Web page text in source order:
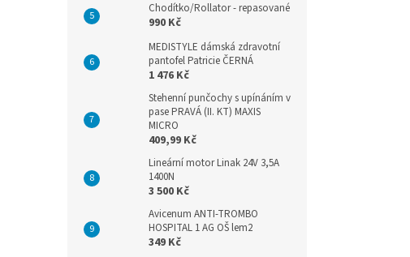
Chodítko/Rollator - repasované
990 Kč
MEDISTYLE dámská zdravotní
pantofel Patricie ČERNÁ
1 476 Kč
Stehenní punčochy s upínáním v
pase PRAVÁ (II. KT) MAXIS
MICRO
409,99 Kč
Lineární motor Linak 24V 3,5A
1400N
3 500 Kč
Avicenum ANTI-TROMBO
HOSPITAL 1 AG OŠ lem2
349 Kč